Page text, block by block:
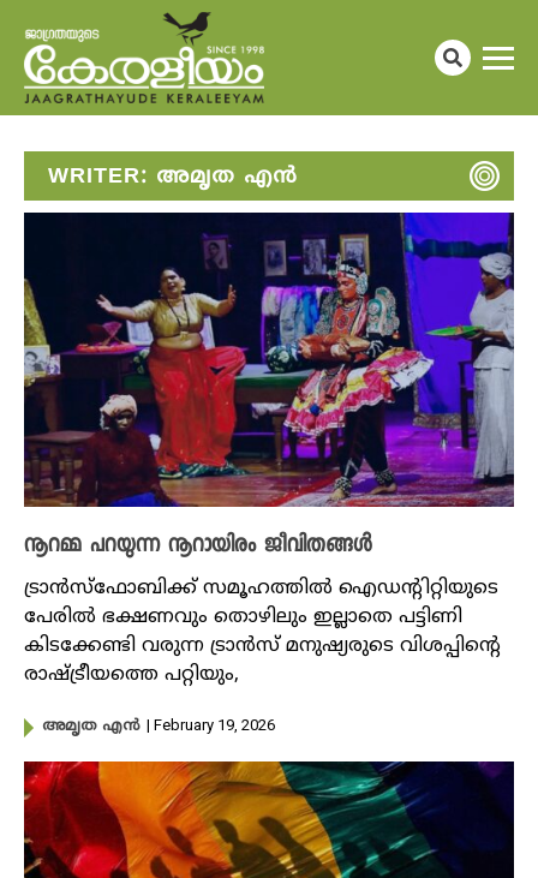
WRITER: അമൃത എൻ
നൂറമ്മ പറയുന്ന നൂറായിരം ജീവിതങ്ങൾ
ട്രാൻസ്‌ഫോബിക്ക് സമൂഹത്തിൽ ഐഡന്റിറ്റിയുടെ
പേരിൽ ഭക്ഷണവും തൊഴിലും ഇല്ലാതെ പട്ടിണി
കിടക്കേണ്ടി വരുന്ന ട്രാൻസ് മനുഷ്യരുടെ വിശപ്പിന്റെ
രാഷ്ട്രീയത്തെ പറ്റിയും,
അമൃത എൻ | February 19, 2026